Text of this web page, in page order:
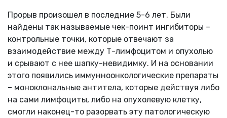
Прорыв произошел в последние 5-6 лет. Были
найдены так называемые чек-поинт ингибиторы –
контрольные точки, которые отвечают за
взаимодействие между Т-лимфоцитом и опухолью
и срывают с нее шапку-невидимку. И на основании
этого появились иммунноонкологические препараты
– моноклональные антитела, которые действуя либо
на сами лимфоциты, либо на опухолевую клетку,
смогли наконец-то разорвать эту патологическую